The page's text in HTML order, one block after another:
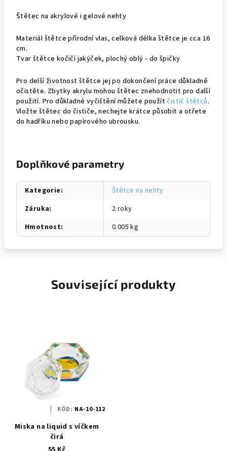
Štětec na akrylové i gelové nehty
Materiál štětce přírodní vlas, celková délka štětce je cca 16
cm.
Tvar štětce kočičí jakýček, plochý oblý - do špičky
Pro delší životnost štětce jej po dokončení práce důkladně
očistěte. Zbytky akrylu mohou štětec znehodnotit pro další
použití. Pro důkladné vyčištění můžete použítčistič štětců.
Vložte štětec do čističe, nechejte krátce působit a otřete
do hadříku nebo papírového ubrousku.
Doplňkové parametry
Kategorie:
Štětce na nehty
Záruka:
2 roky
Hmotnost: 0.005 kg
Související produkty
Miska na liquid s víčkem
čirá
KÓD: NA-10-112